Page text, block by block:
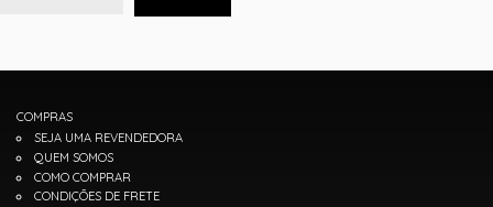
COMPRAS
SEJA UMA REVENDEDORA
QUEM SOMOS
COMO COMPRAR
CONDIÇÕES DE FRETE